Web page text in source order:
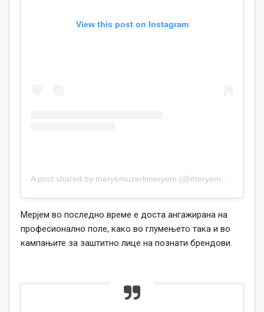
View this post on Instagram
Мерјем во последно време е доста ангажирана на
професионално поле, како во глумењето така и во
кампањите за заштитно лице на познати брендови.